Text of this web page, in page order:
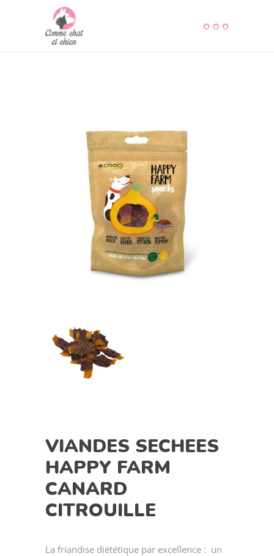
VIANDES SECHEES
HAPPY FARM
CANARD
CITROUILLE
La friandise diététique par excellence : un